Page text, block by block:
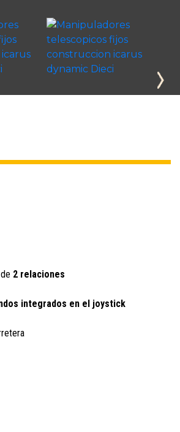
2 relaciones
integrados en el joystick